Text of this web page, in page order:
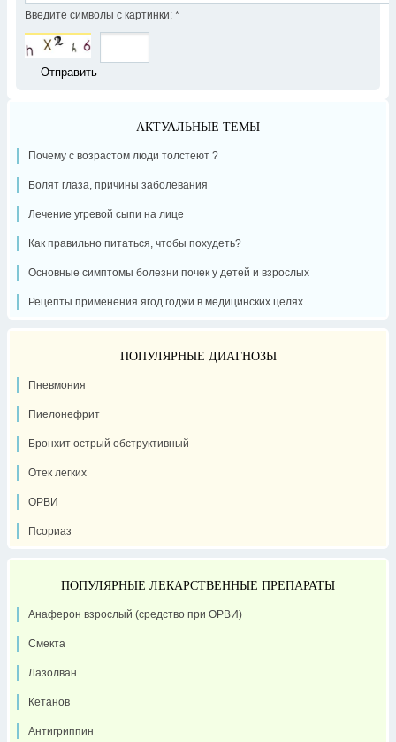
Введите символы с картинки: *
АКТУАЛЬНЫЕ ТЕМЫ
Почему с возрастом люди толстеют ?
Болят глаза, причины заболевания
Лечение угревой сыпи на лице
Как правильно питаться, чтобы похудеть?
Основные симптомы болезни почек у детей и взрослых
Рецепты применения ягод годжи в медицинских целях
ПОПУЛЯРНЫЕ ДИАГНОЗЫ
Пневмония
Пиелонефрит
Бронхит острый обструктивный
Отек легких
ОРВИ
Псориаз
ПОПУЛЯРНЫЕ ЛЕКАРСТВЕННЫЕ ПРЕПАРАТЫ
Анаферон взрослый (средство при ОРВИ)
Смекта
Лазолван
Кетанов
Антигриппин